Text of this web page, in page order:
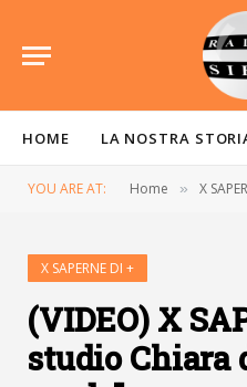
HOME LA NOSTRA
YOU ARE AT: Home » X
X SAPERNE DI +
(VIDEO) X
studio Chiara